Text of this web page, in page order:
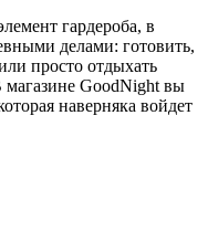
гардероба, в
делами: готовить,
просто отдыхать
магазине GoodNight вы
наверняка войдет